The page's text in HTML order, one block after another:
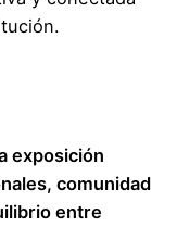
exposición
comunidad
entre